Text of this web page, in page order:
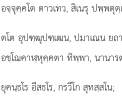
อจฺจุคฺคโต ตาวเทว, สิเนรุ ปพฺพตุตฺ
ตโต อุปฑฺฒุปฑฺเฒน, ปมาเณน ยถ
อชฺโฌคาฬฺหุคฺคตา ทิพฺพา, นานา
ยุคนฺธโร อีสธโร, กรวีโก สุทสฺสโน;